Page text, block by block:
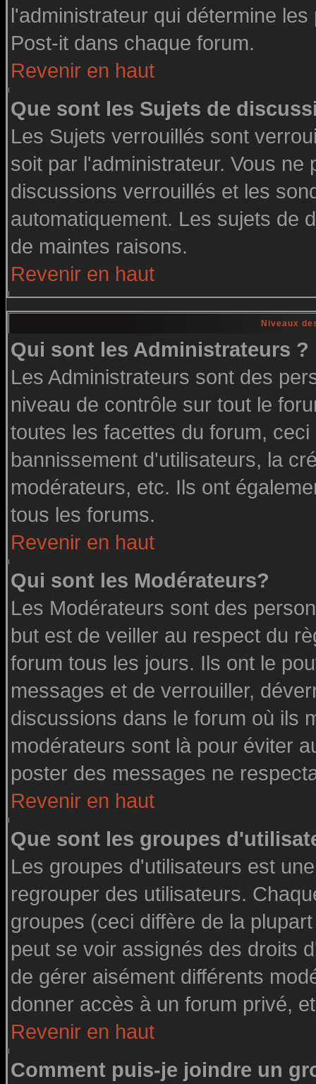
l'administrateur qui détermine
Post-it dans chaque forum.
Revenir en haut
Que sont les Sujets de
Les Sujets verrouillés sont
soit par l'administrateur. Vous
discussions verrouillés et les
automatiquement. Les sujets de
de maintes raisons.
Revenir en haut
Niveaux
Qui sont les Administrateurs ?
Les Administrateurs sont des
niveau de contrôle sur tout le
toutes les facettes du forum,
bannissement d'utilisateurs, la
modérateurs, etc. Ils ont
tous les forums.
Revenir en haut
Qui sont les Modérateurs?
Les Modérateurs sont des
but est de veiller au respect du
forum tous les jours. Ils ont le
messages et de verrouiller,
discussions dans le forum où ils
modérateurs sont là pour éviter
poster des messages ne
Revenir en haut
Que sont les groupes
Les groupes d'utilisateurs est
regrouper des utilisateurs.
groupes (ceci diffère de la
peut se voir assignés des droits
de gérer aisément différents
donner accès à un forum privé,
Revenir en haut
Comment puis-je joindre un